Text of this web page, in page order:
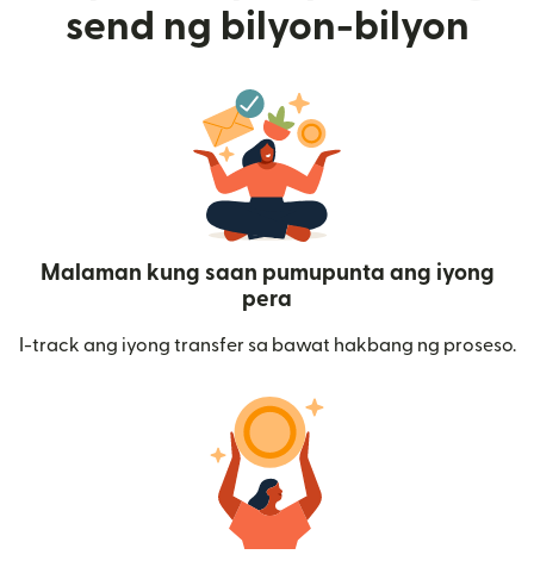
send ng bilyon-bilyon
Malaman kung saan pumupunta ang iyong
pera
I-track ang iyong transfer sa bawat hakbang ng proseso.